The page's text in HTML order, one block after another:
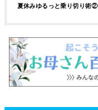
夏休みゆるっと乗り切り術②